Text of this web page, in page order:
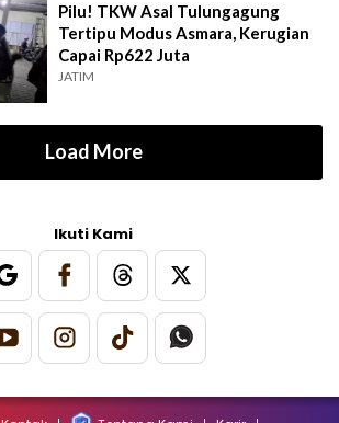
Pilu! TKW Asal Tulungagung
Tertipu Modus Asmara, Kerugian
Capai Rp622 Juta
JATIM
Load More
Ikuti Kami